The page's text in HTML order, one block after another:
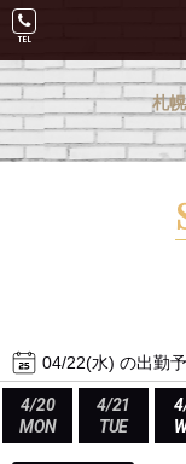
札
04/22(水) の出勤
4/20
MON
4/21
TUE